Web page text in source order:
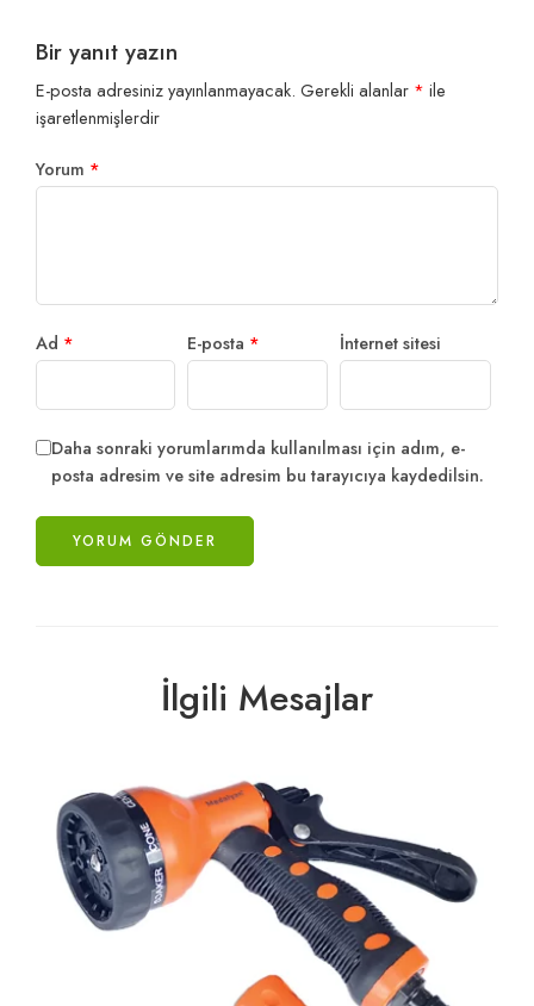
Bir yanıt yazın
E-posta adresiniz yayınlanmayacak. Gerekli alanlar * ile
işaretlenmişlerdir
Yorum *
Ad * E-posta * İnternet sitesi
Daha sonraki yorumlarımda kullanılması için adım, e-
posta adresim ve site adresim bu tarayıcıya kaydedilsin.
İlgili Mesajlar